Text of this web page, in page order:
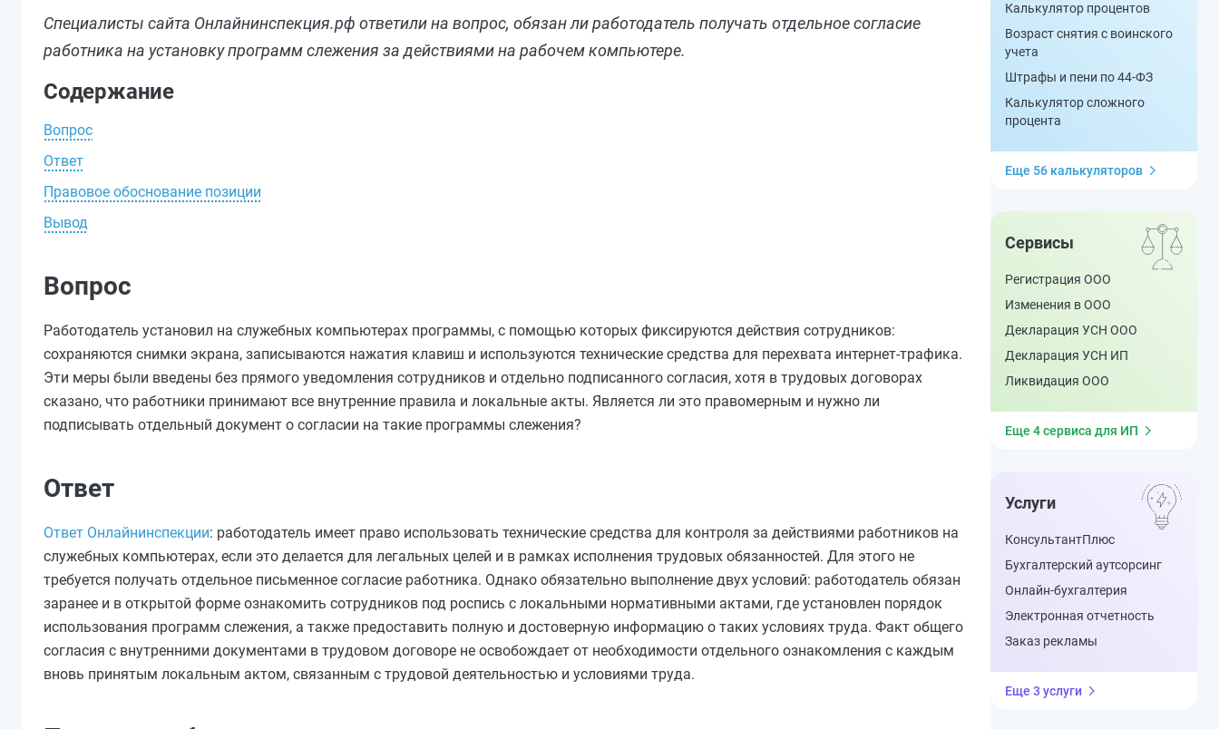
Специалисты сайта Онлайнинспекция.рф ответили на вопрос, обязан ли работодатель получать отдельное согласие
работника на установку программ слежения за действиями на рабочем компьютере.
Содержание
Вопрос
Ответ
Правовое обоснование позиции
Вывод
Вопрос
Работодатель установил на служебных компьютерах программы, с помощью которых фиксируются действия сотрудников:
сохраняются снимки экрана, записываются нажатия клавиш и используются технические средства для перехвата интернет-трафика.
Эти меры были введены без прямого уведомления сотрудников и отдельно подписанного согласия, хотя в трудовых договорах
сказано, что работники принимают все внутренние правила и локальные акты. Является ли это правомерным и нужно ли
подписывать отдельный документ о согласии на такие программы слежения?
Ответ
Ответ Онлайнинспекции: работодатель имеет право использовать технические средства для контроля за действиями работников на
служебных компьютерах, если это делается для легальных целей и в рамках исполнения трудовых обязанностей. Для этого не
требуется получать отдельное письменное согласие работника. Однако обязательно выполнение двух условий: работодатель обязан
заранее и в открытой форме ознакомить сотрудников под роспись с локальными нормативными актами, где установлен порядок
использования программ слежения, а также предоставить полную и достоверную информацию о таких условиях труда. Факт общего
согласия с внутренними документами в трудовом договоре не освобождает от необходимости отдельного ознакомления с каждым
вновь принятым локальным актом, связанным с трудовой деятельностью и условиями труда.
Калькулятор процентов
Возраст снятия с воинского
учета
Штрафы и пени по 44-ФЗ
Калькулятор сложного
процента
Еще 56 калькуляторов
Сервисы
Регистрация ООО
Изменения в ООО
Декларация УСН ООО
Декларация УСН ИП
Ликвидация ООО
Еще 4 сервиса для ИП
Услуги
КонсультантПлюс
Бухгалтерский аутсорсинг
Онлайн-бухгалтерия
Электронная отчетность
Заказ рекламы
Еще 3 услуги